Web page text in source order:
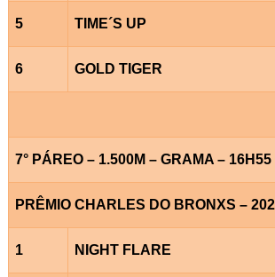
5 TIME´S UP
6 GOLD TIGER
7° PÁREO – 1.500M – GRAMA – 16H55
PRÊMIO CHARLES DO BRONXS –
1 NIGHT FLARE